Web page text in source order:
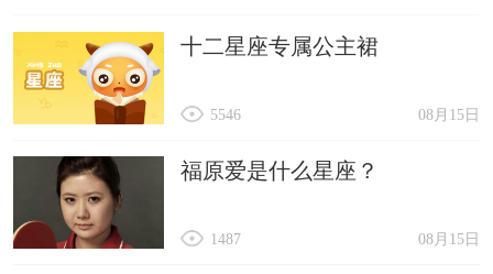
十二星座专属公主裙
08月15日
5546
福原爱是什么星座？
08月15日
1487